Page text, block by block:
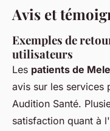
Avis et
Exemples de
utilisateurs
Les patients de
avis sur les services
Audition Santé.
satisfaction quant à